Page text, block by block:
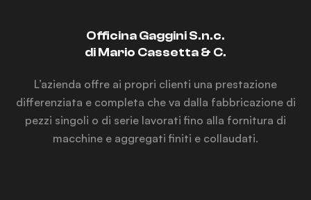
Officina Gaggini S.n.c.
di Mario Cassetta & C.
L’azienda offre ai propri clienti una prestazione
differenziata e completa che va dalla fabbricazione di
pezzi singoli o di serie lavorati fino alla fornitura di
macchine e aggregati finiti e collaudati.